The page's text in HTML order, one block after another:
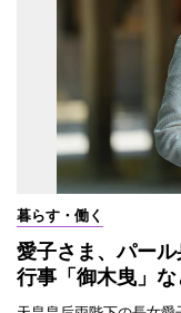
暮らす・働く
愛子さま、パー
行事「御木曳」